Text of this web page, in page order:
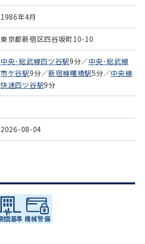
1986年4月
東京都新宿区四谷坂町10-10
中央･総武線四ツ谷駅9分／中央･総武線
市ケ谷駅9分／新宿線曙橋駅5分／中央線
快速四ツ谷駅9分
2026-08-04